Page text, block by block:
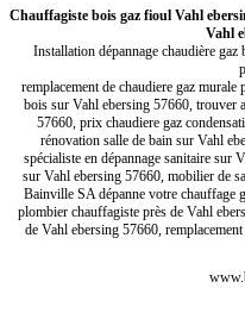
Chauffagiste bois gaz fioul Vahl
Vahl
Installation dépannage chaudière
remplacement de chaudiere gaz
bois sur Vahl ebersing 57660, trouver
57660, prix chaudiere gaz
rénovation salle de bain sur Vahl
spécialiste en dépannage sanitaire sur
sur Vahl ebersing 57660, mobilier de
Bainville SA dépanne votre chauffage
plombier chauffagiste près de Vahl
de Vahl ebersing 57660,